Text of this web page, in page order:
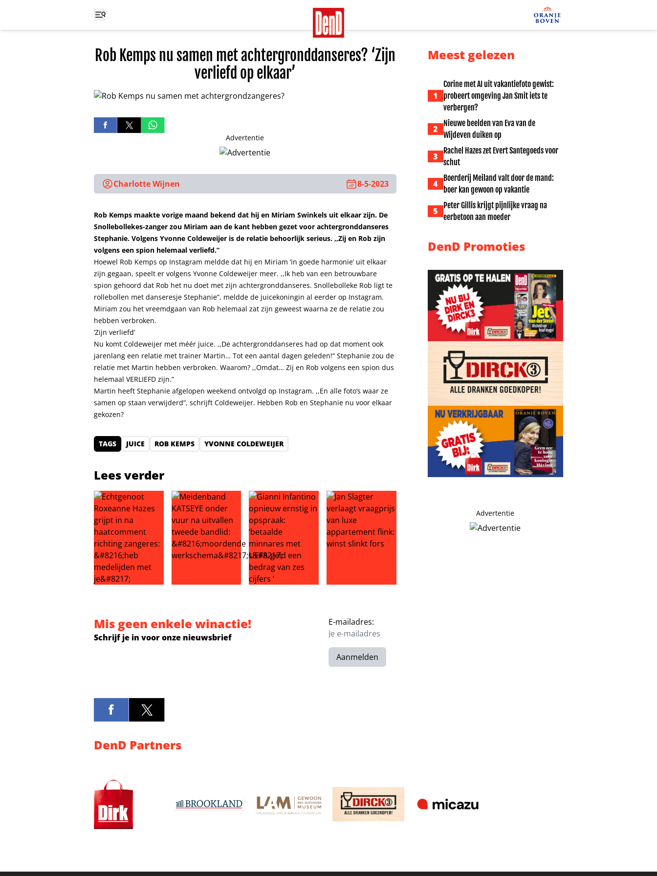
Rob Kemps nu samen met achtergronddanseres? ‘Zijn
verliefd op elkaar’
Advertentie
Charlotte Wijnen 8-5-2023
Rob Kemps maakte vorige maand bekend dat hij en Miriam Swinkels uit elkaar zijn. De
Snollebollekes-zanger zou Miriam aan de kant hebben gezet voor achtergronddanseres
Stephanie. Volgens Yvonne Coldeweijer is de relatie behoorlijk serieus. ,,Zij en Rob zijn
volgens een spion helemaal verliefd.”
Hoewel Rob Kemps op Instagram meldde dat hij en Miriam ‘in goede harmonie’ uit elkaar
zijn gegaan, speelt er volgens Yvonne Coldeweijer meer. ,,Ik heb van een betrouwbare
spion gehoord dat Rob het nu doet met zijn achtergronddanseres. Snollebolleke Rob ligt te
rollebollen met danseresje Stephanie”, meldde de juicekoningin al eerder op Instagram.
Miriam zou het vreemdgaan van Rob helemaal zat zijn geweest waarna ze de relatie zou
hebben verbroken.
‘Zijn verliefd’
Nu komt Coldeweijer met méér juice. ,,De achtergronddanseres had op dat moment ook
jarenlang een relatie met trainer Martin… Tot een aantal dagen geleden!” Stephanie zou de
relatie met Martin hebben verbroken. Waarom? ,,Omdat… Zij en Rob volgens een spion dus
helemaal VERLIEFD zijn.”
Martin heeft Stephanie afgelopen weekend ontvolgd op Instagram. ,,En alle foto’s waar ze
samen op staan verwijderd”, schrijft Coldeweijer. Hebben Rob en Stephanie nu voor elkaar
gekozen?
TAGS JUICE ROB KEMPS YVONNE COLDEWEIJER
Lees verder
Meest gelezen
1
Corine met AI uit vakantiefoto gewist:
probeert omgeving Jan Smit iets te
verbergen?
2
Nieuwe beelden van Eva van de
Wijdeven duiken op
3
Rachel Hazes zet Evert Santegoeds voor
schut
4
Boerderij Meiland valt door de mand:
boer kan gewoon op vakantie
5
Peter Gillis krijgt pijnlijke vraag na
eerbetoon aan moeder
DenD Promoties
Advertentie
Mis geen enkele winactie!
Schrijf je in voor onze nieuwsbrief
E-mailadres:
Aanmelden
DenD Partners